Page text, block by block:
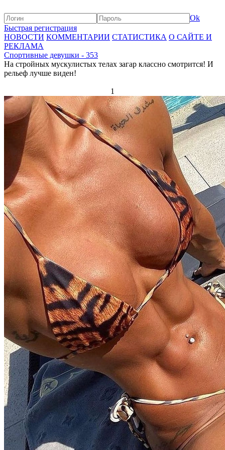
Ok
Быстрая регистрация
НОВОСТИ КОММЕНТАРИИ СТАТИСТИКА О САЙТЕ И
РЕКЛАМА
Спортивные девушки - 353
На стройных мускулистых телах загар классно смотрится! И
рельеф лучше виден!
1